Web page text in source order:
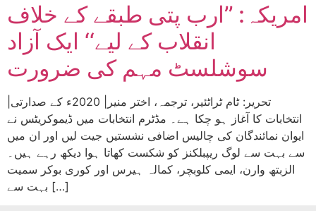
امریکہ: ’’ارب پتی طبقے کے خلاف
انقلاب کے لیے‘‘ ایک آزاد
سوشلسٹ مہم کی ضرورت
انتخابات کا آغاز ہو چکا ہے۔ مڈٹرم انتخابات میں ڈیموکریٹس نے
ایوان نمائندگان کی چالیس اضافی نشستیں جیت لیں اور ان میں
سے بہت سے لوگ ریپبلکنز کو شکست کھاتا ہوا دیکھ رہے ہیں۔
الزبتھ وارن، ایمی کلوبچر، کمالہ ہیرس اور کوری بوکر سمیت
بہت سے […]